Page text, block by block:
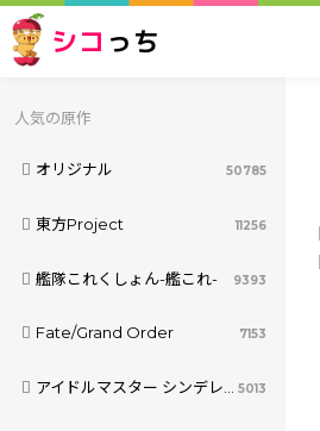
シコ っち
人気の原作
オリジナル 50785
東方Project 11256
艦隊これくしょん-艦これ- 9393
Fate/Grand Order 7153
アイドルマスター シンデレラガールズ 5013